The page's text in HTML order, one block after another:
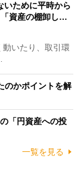
いために平時から
資産の棚卸し…
いたり、取引環
のかポイントを解
「円資産への投
一覧を見る